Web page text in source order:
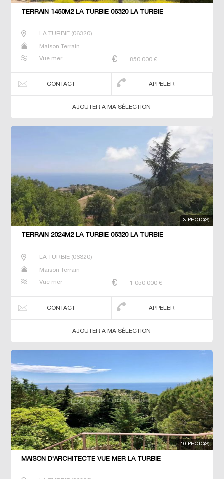
TERRAIN 1450M2 LA TURBIE 06320 LA TURBIE
LA TURBIE(06320)
Maison Terrain
Vue mer 850 000 €
CONTACT APPELER
AJOUTER A MA SÉLECTION
3 PHOTO(S)
TERRAIN 2024M2 LA TURBIE 06320 LA TURBIE
LA TURBIE(06320)
Maison Terrain
Vue mer 1 050 000 €
CONTACT APPELER
AJOUTER A MA SÉLECTION
10 PHOTO(S)
MAISON D'ARCHITECTE VUE MER LA TURBIE